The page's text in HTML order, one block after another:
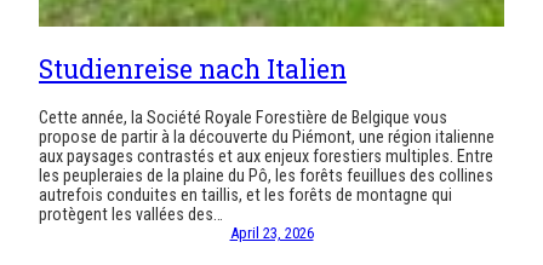
Studienreise nach Italien
Cette année, la Société Royale Forestière de Belgique vous
propose de partir à la découverte du Piémont, une région italienne
aux paysages contrastés et aux enjeux forestiers multiples. Entre
les peupleraies de la plaine du Pô, les forêts feuillues des collines
autrefois conduites en taillis, et les forêts de montagne qui
protègent les vallées des…
April 23, 2026